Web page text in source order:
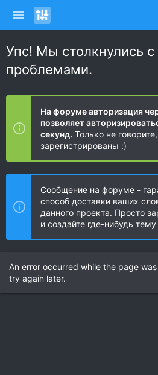
Упс! Мы столкнулись
проблемами.
На форуме авторизация
позволяет
секунд. Только не
зарегистрированы :)
Сообщение на форуме -
способ доставки ваших
данного проекта. Просто
и создайте где-нибудь тему
An error occurred while the page
try again later.